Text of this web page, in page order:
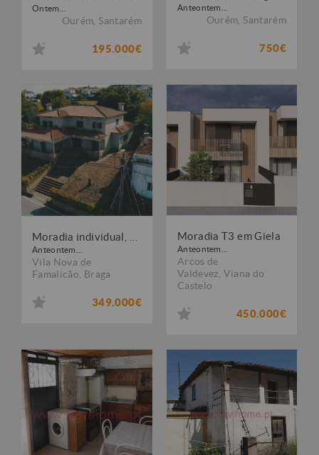
Ontem...
Ourém Santarém
195.000€
Anteontem...
Ourém Santarém
750€
Anteontem...
Vila Nova de
Famalicão Braga
349.000€
Moradia T3 em Giela
Anteontem...
Arcos de
Valdevez Viana do
Castelo
450.000€